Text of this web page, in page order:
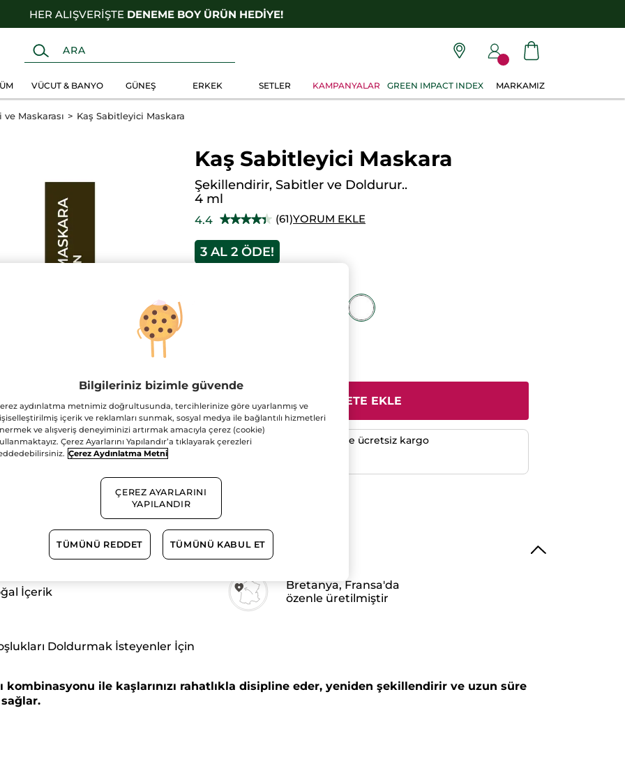
HER ALIŞVERİŞTE DENEME BOY ÜRÜN HEDİYE!
VÜCUT & BANYO GÜNEŞ ERKEK SETLER KAMPANYALAR GREEN IMPACT INDEX MARKAMIZ
Maskarası Kaş Sabitleyici Maskara
Kaş Sabitleyici Maskara
Şekillendirir, Sabitler ve Doldurur..
4 ml
4.4 ★★★★★
★★★★★
yıldız.
Bu
(61)YORUM EKLE
3 AL 2 ÖDE!
SEPETE EKLE
1.500TL ve üzeri alışverişlerde ücretsiz kargo
İçerik
Bretanya, Fransa'da
özenle üretilmiştir
Doldurmak İsteyenler İçin
kombinasyonu ile kaşlarınızı rahatlıkla disipline eder, yeniden şekillendirir ve uzun süre
Bilgileriniz bizimle güvende
aydınlatma metnimiz doğrultusunda, tercihlerinize göre uyarlanmış ve
içerik ve reklamları sunmak, sosyal medya ile bağlantılı hizmetleri
ve alışveriş deneyiminizi artırmak amacıyla çerez (cookie)
Çerez Ayarlarını Yapılandır’a tıklayarak çerezleri
Çerez Aydınlatma Metni
ÇEREZ AYARLARINI
YAPILANDIR
TÜMÜNÜ REDDET TÜMÜNÜ KABUL ET